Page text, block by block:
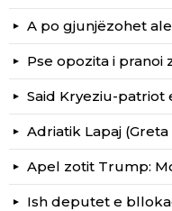
A po gjunjëzohet
Pse opozita i
Said Kryeziu-patriot
Adriatik Lapaj
Apel zotit Trump:
Ish deputet e